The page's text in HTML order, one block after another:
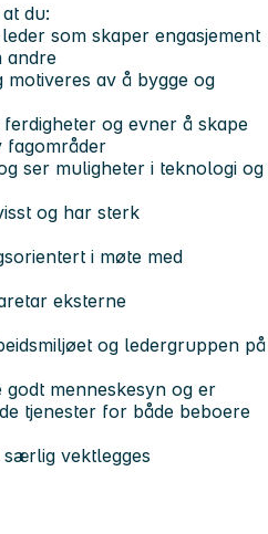
du:
som skaper engasjement
andre
motiveres av å bygge og
og evner å skape
fagområder
ser muligheter i teknologi og
og har sterk
i møte med
eksterne
og ledergruppen på
menneskesyn og er
tjenester for både beboere
vektlegges